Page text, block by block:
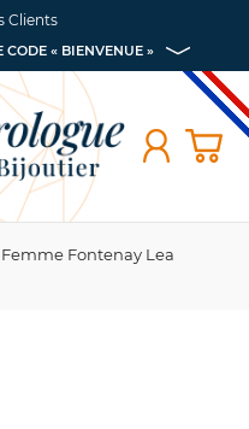
CODE « BIENVENUE »
Clients
Fontenay Lea